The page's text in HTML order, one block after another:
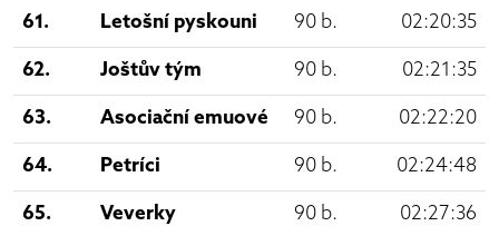
61. Letošní pyskouni 90 b. 02:20:35
62. Joštův tým 90 b. 02:21:35
63. Asociační emuové 90 b. 02:22:20
64. Petríci 90 b. 02:24:48
65. Veverky 90 b. 02:27:36